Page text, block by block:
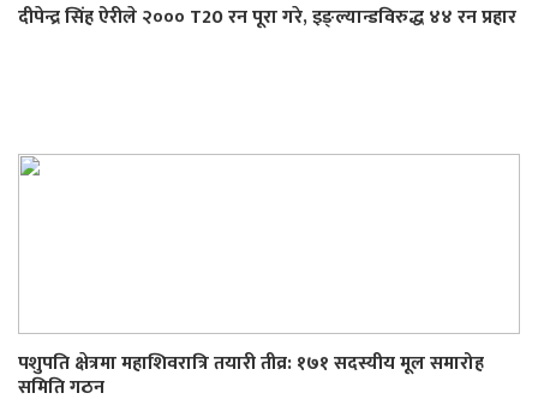
दीपेन्द्र सिंह ऐरीले २००० T20 रन पूरा गरे, इङ्ल्यान्डविरुद्ध ४४ रन प्रहार
पशुपति क्षेत्रमा महाशिवरात्रि तयारी तीव्र: १७१ सदस्यीय मूल समारोह
समिति गठन